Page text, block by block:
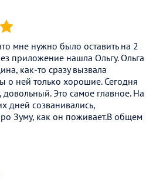
(*)
мне нужно было оставить на 2
приложение нашла Ольгу. Ольга
как-то сразу вызвала
о ней только хорошие. Сегодня
довольный. Это самое главное. На
дней созванивались,
Зуму, как он поживает.В общем